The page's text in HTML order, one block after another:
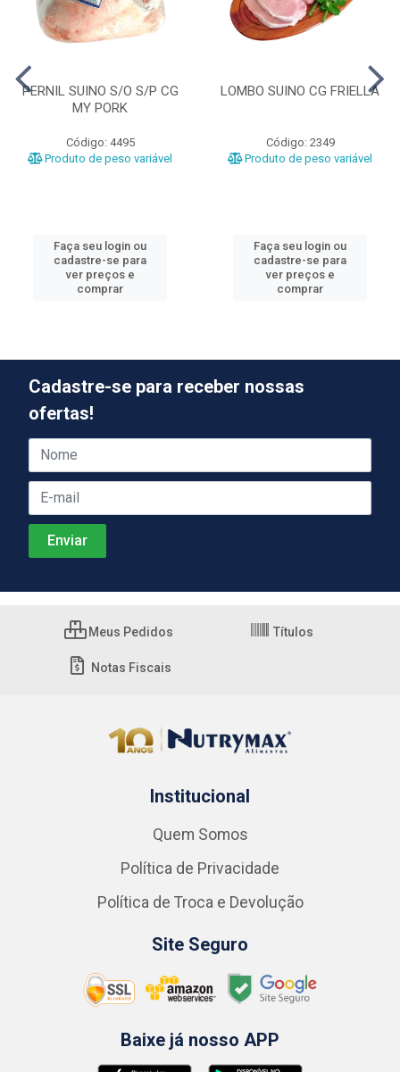
PERNIL SUINO S/O S/P CG
MY PORK
Código: 4495
Produto de peso variável
Faça seu login ou
cadastre-se para
ver preços e
comprar
LOMBO SUINO CG FRIELLA
Código: 2349
Produto de peso variável
Faça seu login ou
cadastre-se para
ver preços e
comprar
Cadastre-se para receber nossas
ofertas!
Meus Pedidos Títulos
Notas Fiscais
Institucional
Quem Somos
Política de Privacidade
Política de Troca e Devolução
Site Seguro
Baixe já nosso APP